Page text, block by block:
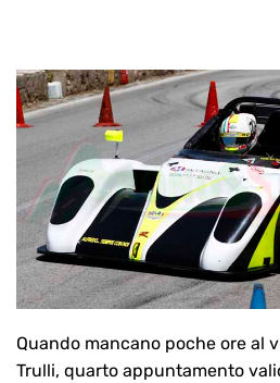
Quando mancano poche ore al
Trulli, quarto appuntamento